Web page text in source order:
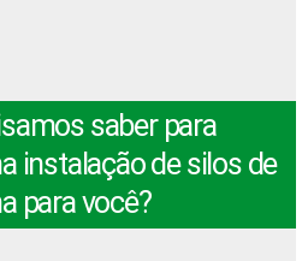
saber para
instalação de silos de
para você?